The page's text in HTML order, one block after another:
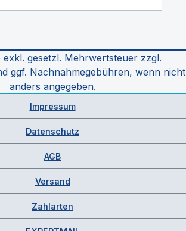
exkl. gesetzl. Mehrwertsteuer zzgl.
ggf. Nachnahmegebühren, wenn nicht
anders angegeben.
Impressum
Datenschutz
AGB
Versand
Zahlarten